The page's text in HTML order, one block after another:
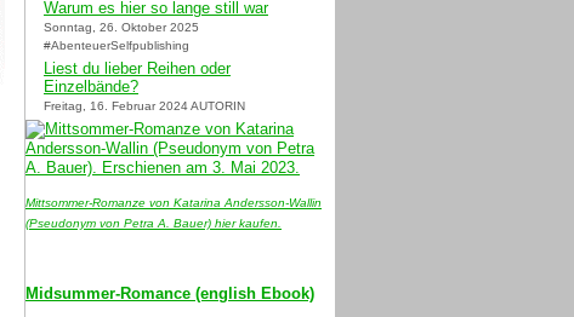
Warum es hier so lange still war
Sonntag, 26. Oktober 2025
#AbenteuerSelfpublishing
Liest du lieber Reihen oder
Einzelbände?
Freitag, 16. Februar 2024 AUTORIN
Mittsommer-Romanze von Katarina Andersson-Wallin
(Pseudonym von Petra A. Bauer) hier kaufen.
Midsummer-Romance (english Ebook)